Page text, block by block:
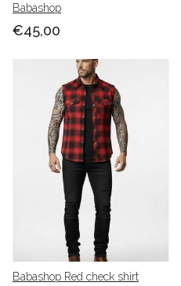
Babashop
€45,00
Babashop Red check shirt